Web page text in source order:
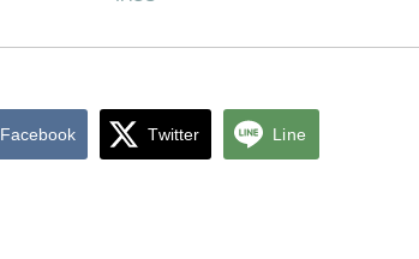
Facebook Twitter Line